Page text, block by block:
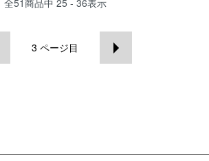
全51商品中 25 - 36表示
3 ページ目